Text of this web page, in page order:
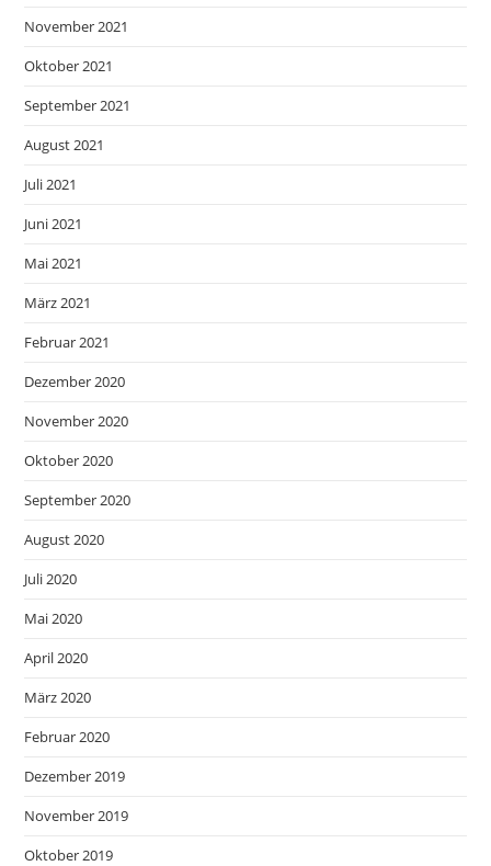
November 2021
Oktober 2021
September 2021
August 2021
Juli 2021
Juni 2021
Mai 2021
März 2021
Februar 2021
Dezember 2020
November 2020
Oktober 2020
September 2020
August 2020
Juli 2020
Mai 2020
April 2020
März 2020
Februar 2020
Dezember 2019
November 2019
Oktober 2019